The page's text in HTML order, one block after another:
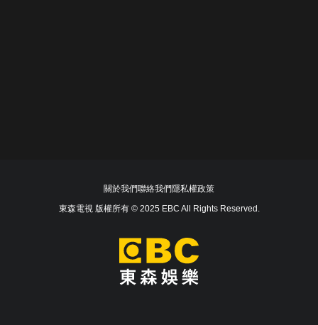
關於我們聯絡我們隱私權政策
東森電視 版權所有 © 2025 EBC All Rights Reserved.